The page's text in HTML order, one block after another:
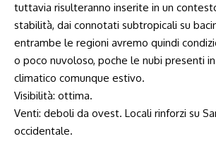
tuttavia risulteranno inserite in un
stabilità, dai connotati subtropicali su
entrambe le regioni avremo quindi
o poco nuvoloso, poche le nubi presenti
climatico comunque estivo.
Visibilità: ottima.
Venti: deboli da ovest. Locali rinforzi su
occidentale.